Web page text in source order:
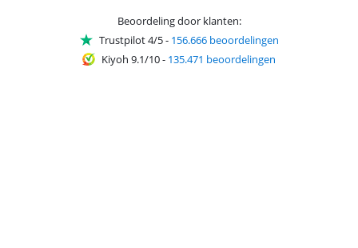
Beoordeling door klanten:
Trustpilot 4/5- 156.666 beoordelingen
Kiyoh 9.1/10- 135.471 beoordelingen